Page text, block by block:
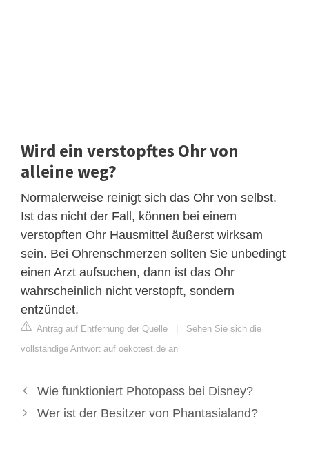
Wird ein verstopftes Ohr von
alleine weg?
Normalerweise reinigt sich das Ohr von selbst.
Ist das nicht der Fall, können bei einem
verstopften Ohr Hausmittel äußerst wirksam
sein. Bei Ohrenschmerzen sollten Sie unbedingt
einen Arzt aufsuchen, dann ist das Ohr
wahrscheinlich nicht verstopft, sondern
entzündet.
Antrag auf Entfernung der Quelle | Sehen Sie sich die
vollständige Antwort auf oekotest.de an
Wie funktioniert Photopass bei Disney?
Wer ist der Besitzer von Phantasialand?